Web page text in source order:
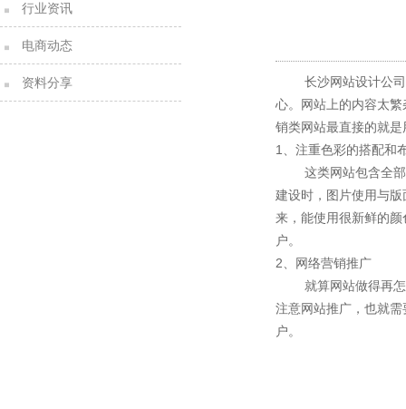
行业资讯
电商动态
资料分享
长沙网站设计公
心。网站上的内容太
销类网站最直接的就
1、注重色彩的搭配和
这类网站包含全
建设时，图片使用与
来，能使用很新鲜的
户。
2、网络营销推广
就算网站做得再
注意网站推广，也就
户。